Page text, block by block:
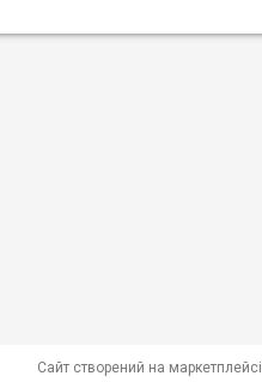
Сайт створений на маркетплейсі